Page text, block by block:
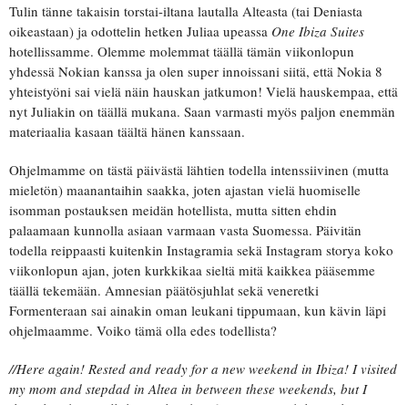
Tulin tänne takaisin torstai-iltana lautalla Alteasta (tai Deniasta
oikeastaan) ja odottelin hetken Juliaa upeassa One Ibiza Suites
hotellissamme. Olemme molemmat täällä tämän viikonlopun
yhdessä Nokian kanssa ja olen super innoissani siitä, että Nokia 8
yhteistyöni sai vielä näin hauskan jatkumon! Vielä hauskempaa, että
nyt Juliakin on täällä mukana. Saan varmasti myös paljon enemmän
materiaalia kasaan täältä hänen kanssaan.
Ohjelmamme on tästä päivästä lähtien todella intenssiivinen (mutta
mieletön) maanantaihin saakka, joten ajastan vielä huomiselle
isomman postauksen meidän hotellista, mutta sitten ehdin
palaamaan kunnolla asiaan varmaan vasta Suomessa. Päivitän
todella reippaasti kuitenkin Instagramia sekä Instagram storya koko
viikonlopun ajan, joten kurkkikaa sieltä mitä kaikkea pääsemme
täällä tekemään. Amnesian päätösjuhlat sekä veneretki
Formenteraan sai ainakin oman leukani tippumaan, kun kävin läpi
ohjelmaamme. Voiko tämä olla edes todellista?
//Here again! Rested and ready for a new weekend in Ibiza! I visited
my mom and stepdad in Altea in between these weekends, but I